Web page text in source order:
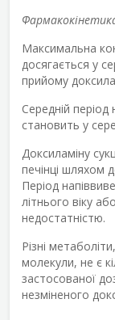
Максимальна
досягається у
прийому
Середній
становить у
Доксиламіну
печінці шляхом
Період
літнього віку
недостатністю.
Різні
молекули, не є
застосованої
незміненого